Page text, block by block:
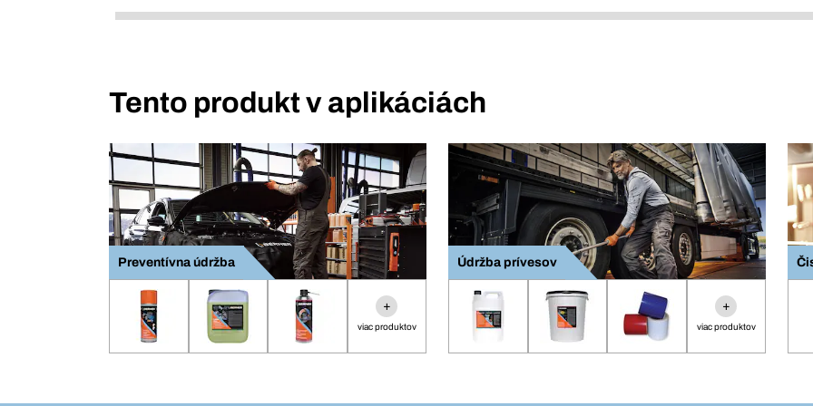
Tento produkt v aplikáciách
Preventívna údržba
+
viac produktov
Údržba prívesov
+
viac produktov